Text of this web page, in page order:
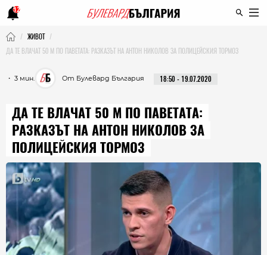
12
ЖИВОТ
ДА ТЕ ВЛАЧАТ 50 М ПО ПАВЕТАТА: РАЗКАЗЪТ НА АНТОН НИКОЛОВ ЗА ПОЛИЦЕЙСКИЯ ТОРМОЗ
・ 3 мин. От Булевард България 18:50 - 19.07.2020
ДА ТЕ ВЛАЧАТ 50 М ПО ПАВЕТАТА:
РАЗКАЗЪТ НА АНТОН НИКОЛОВ ЗА
ПОЛИЦЕЙСКИЯ ТОРМОЗ